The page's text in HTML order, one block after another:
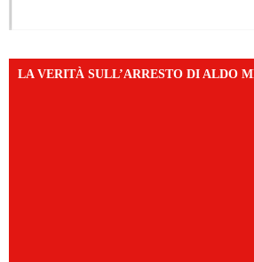
LA VERITÀ SULL’ARRESTO DI ALDO